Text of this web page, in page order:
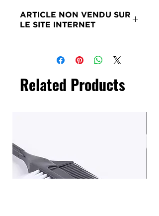
ARTICLE NON VENDU SUR
LE SITE INTERNET
Related Products